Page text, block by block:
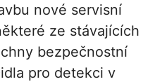
nové servisní
ze stávajících
bezpečnostní
pro detekci v